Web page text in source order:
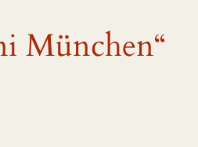
München“